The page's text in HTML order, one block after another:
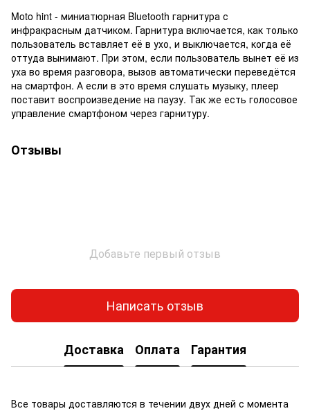
Moto hint - миниатюрная Bluetooth гарнитура с
инфракрасным датчиком. Гарнитура включается, как только
пользователь вставляет её в ухо, и выключается, когда её
оттуда вынимают. При этом, если пользователь вынет её из
уха во время разговора, вызов автоматически переведётся
на смартфон. А если в это время слушать музыку, плеер
поставит воспроизведение на паузу. Так же есть голосовое
управление смартфоном через гарнитуру.
Отзывы
Добавьте первый отзыв
Написать отзыв
Доставка Оплата Гарантия
Все товары доставляются в течении двух дней с момента